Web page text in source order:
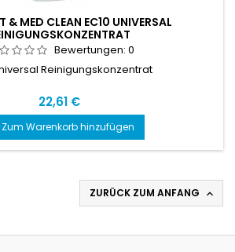
& MED CLEAN EC10 UNIVERSAL
Bewertungen: 0
Reinigungskonzentrat
22,61 €
Zum Warenkorb hinzufügen
ZURÜCK ZUM ANFANG 